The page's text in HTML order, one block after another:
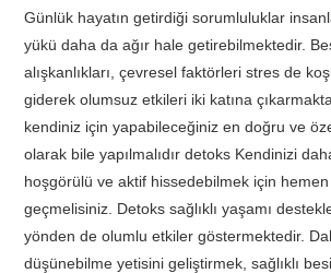
Günlük hayatın getirdiği sorumluluklar
yükü daha da ağır hale getirebilmektedir.
alışkanlıkları, çevresel faktörleri stres de
giderek olumsuz etkileri iki katına
kendiniz için yapabileceğiniz en doğru ve
olarak bile yapılmalıdır detoks Kendinizi
hoşgörülü ve aktif hissedebilmek için
geçmelisiniz. Detoks sağlıklı yaşamı
yönden de olumlu etkiler göstermektedir.
düşünebilme yetisini geliştirmek, sağlıklı